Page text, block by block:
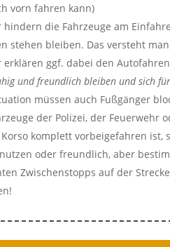
vorn fahren kann)
hindern die Fahrzeuge am
stehen bleiben. Das versteht
erklären ggf. dabei den
und freundlich bleiben und sich
müssen auch Fußgänger
der Polizei, der Feuerwehr
komplett vorbeigefahren ist,
oder freundlich, aber
Zwischenstopps auf der